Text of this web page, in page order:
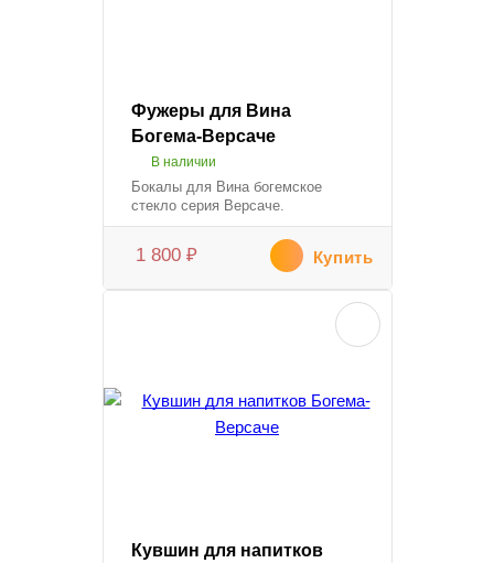
Фужеры для Вина
Богема-Версаче
В наличии
Бокалы для Вина богемское
стекло серия Версаче.
1 800 ₽ Купить
Кувшин для напитков